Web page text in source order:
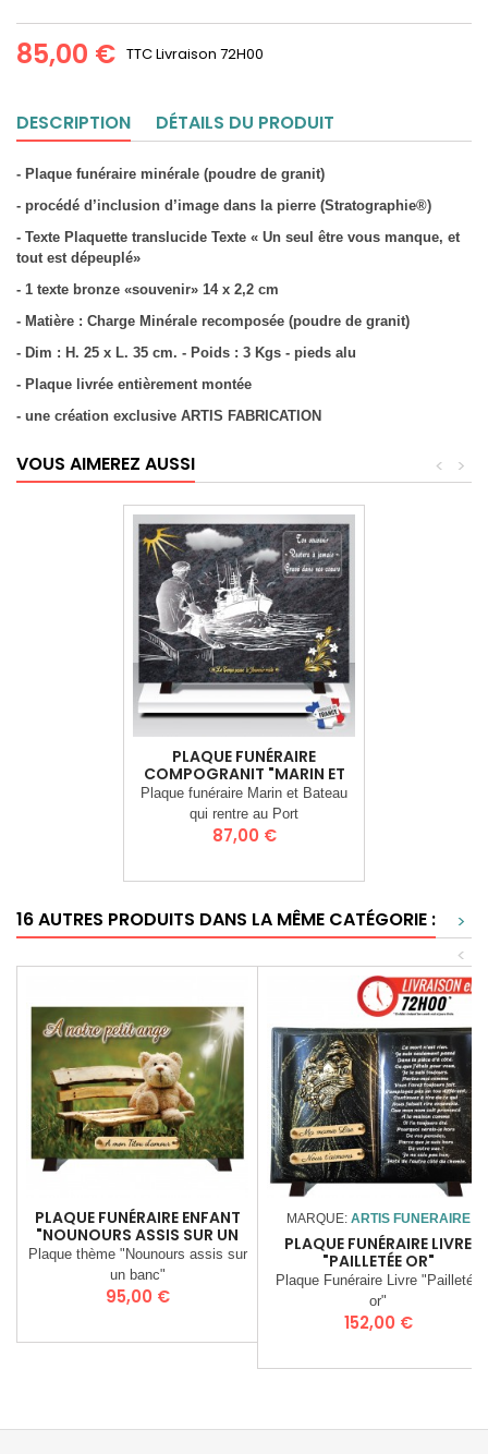
85,00 € TTCLivraison 72H00
DESCRIPTION DÉTAILS DU PRODUIT
- Plaque funéraire minérale (poudre de granit)
- procédé d’inclusion d’image dans la pierre (Stratographie®)
- Texte Plaquette translucide Texte « Un seul être vous manque, et
tout est dépeuplé»
- 1 texte bronze «souvenir» 14 x 2,2 cm
- Matière : Charge Minérale recomposée (poudre de granit)
- Dim : H. 25 x L. 35 cm. - Poids : 3 Kgs - pieds alu
- Plaque livrée entièrement montée
- une création exclusive ARTIS FABRICATION
VOUS AIMEREZ AUSSI >
<
PLAQUE FUNÉRAIRE
COMPOGRANIT "MARIN ET
PORT"
Plaque funéraire Marin et Bateau
qui rentre au Port
Prix
87,00 €
16 AUTRES PRODUITS DANS LA MÊME CATÉGORIE :
>
<
PLAQUE FUNÉRAIRE ENFANT
"NOUNOURS ASSIS SUR UN
BANC"
Plaque thème "Nounours assis sur
un banc"
Prix
95,00 €
MARQUE: ARTIS FUNERAIRE
PLAQUE FUNÉRAIRE LIVRE
"PAILLETÉE OR"
Plaque Funéraire Livre "Pailletée
or"
Prix
152,00 €